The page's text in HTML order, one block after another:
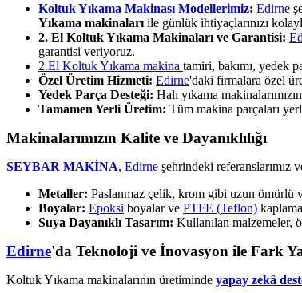
Koltuk Yıkama Makinası Modellerimiz: Edirne
Yıkama makinaları ile günlük ihtiyaçlarınızı
2. El Koltuk Yıkama Makinaları ve Garantisi:
garantisi veriyoruz.
2.El Koltuk Yıkama makina tamiri, bakımı, yedek
Özel Üretim Hizmeti: Edirne'daki firmalara özel
Yedek Parça Desteği: Halı yıkama
Tamamen Yerli Üretim: Tüm makina parçaları
Makinalarımızın Kalite ve Dayanıklılığı
SEYBAR MAKİNA, Edirne şehrindeki referanslarımız
Metaller: Paslanmaz çelik, krom gibi uzun ömürlü
Boyalar: Epoksi boyalar ve PTFE (Teflon)
Suya Dayanıklı Tasarım: Kullanılan malzemeler,
Edirne'da Teknoloji ve İnovasyon ile Fark
Koltuk Yıkama makinalarının üretiminde yapay zekâ